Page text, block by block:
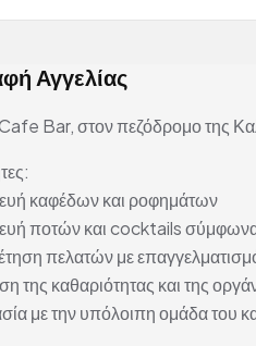
Αγγελίας
Bar, στον πεζόδρομο της
καφέδων και ροφημάτων
ποτών και cocktails σύμφωνα
πελατών με επαγγελματισμό
της καθαριότητας και της
με την υπόλοιπη ομάδα του